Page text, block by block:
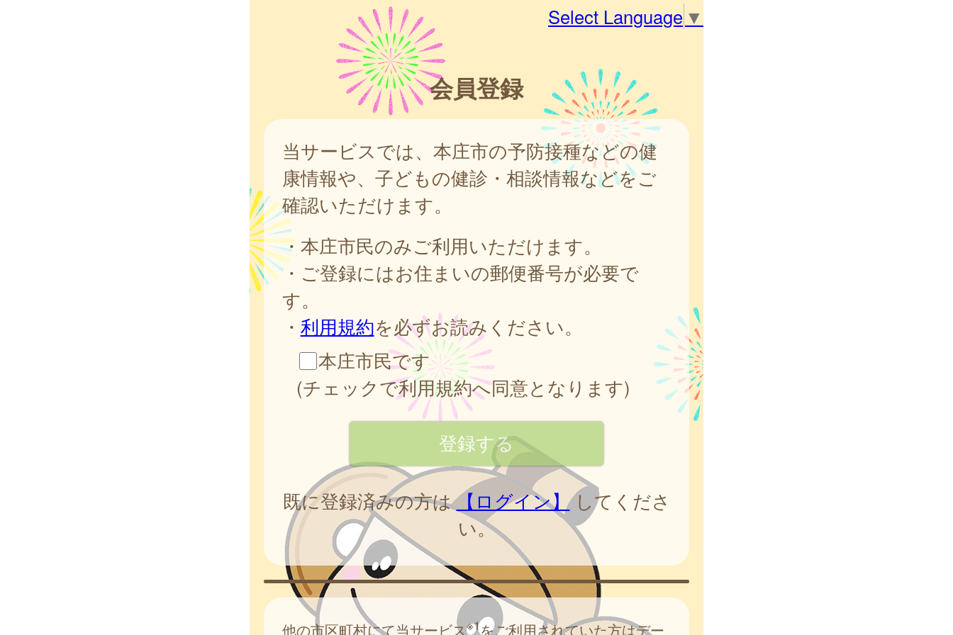
Select Language ▼
会員登録
当サービスでは、本庄市の予防接種などの健
康情報や、子どもの健診・相談情報などをご
確認いただけます。
・本庄市民のみご利用いただけます。
・ご登録にはお住まいの郵便番号が必要で
す。
・ 利用規約を必ずお読みください。
本庄市民です
(チェックで利用規約へ同意となります)
既に登録済みの方は【ログイン】してくださ
い。
他の市区町村にて当サービス※1をご利用されていた方はデー